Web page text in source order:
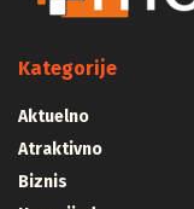
Kategorije
Aktuelno
Atraktivno
Biznis